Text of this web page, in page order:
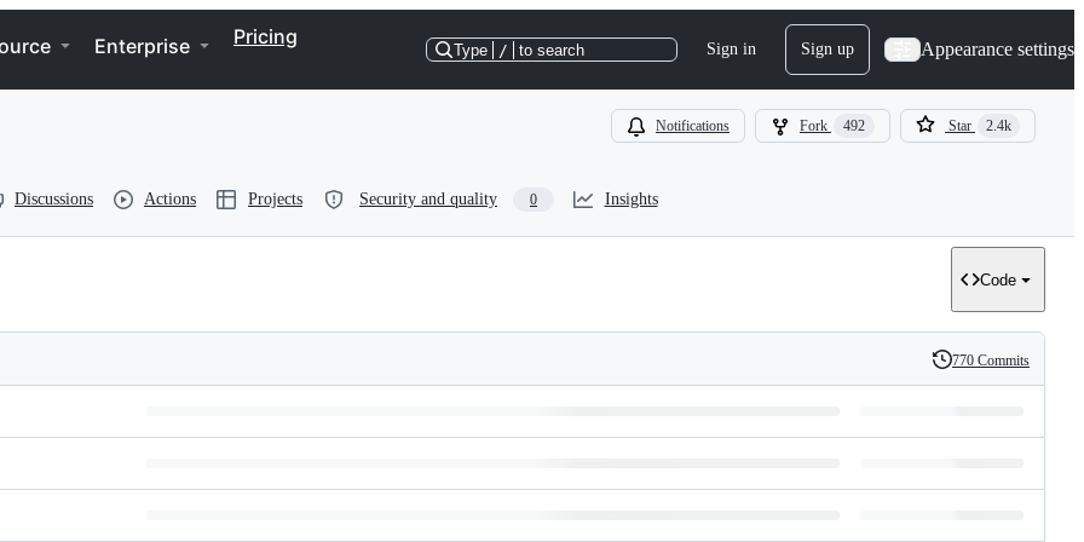
Enterprise Pricing
Type / to search Sign in Sign up Appearance settings
Notifications Fork 492 Star 2.4k
Discussions Actions Projects Security and quality 0 Insights
Code
History
770 Commits